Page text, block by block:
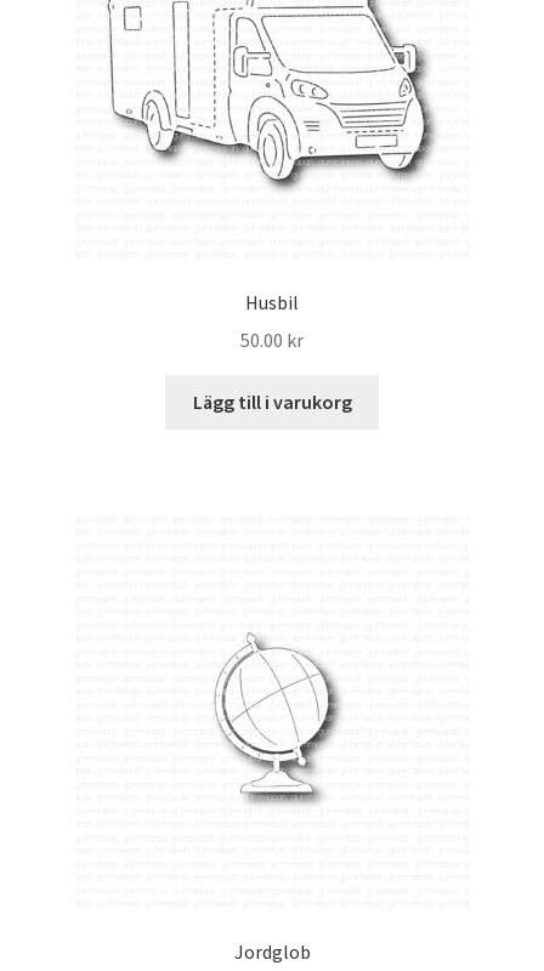
Husbil
50.00 kr
Lägg till i varukorg
Jordglob